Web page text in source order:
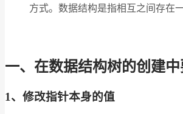
方式。数据结构是指相互之间存在
一、在数据结构树的创建
1、修改指针本身的值